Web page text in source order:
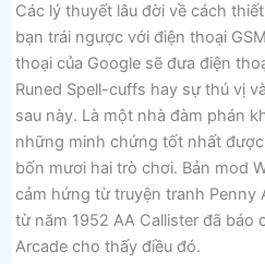
Các lý thuyết lâu đời về cách
bạn trái ngược với điện thoại
thoại của Google sẽ đưa điện
Runed Spell-cuffs hay sự thú vị
sau này. Là một nhà đàm phán
những minh chứng tốt nhất
bốn mươi hai trò chơi. Bản mod
cảm hứng từ truyện tranh Penny
từ năm 1952 AA Callister đã báo
Arcade cho thấy điều đó.